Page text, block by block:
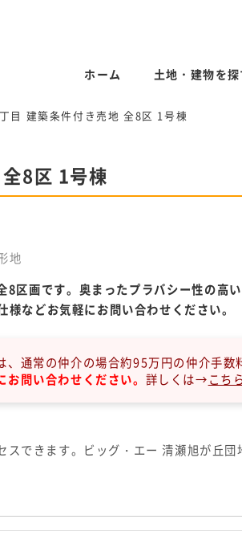
ホーム 土地・建物を探
目 建築条件付き売地 全8区 1号棟
8区 1号棟
地
区画です。奥まったプラバシー性の
などお気軽にお問い合わせください。
、通常の仲介の場合約95万円の仲介手数
お問い合わせください。 詳しくは→こち
できます。ビッグ・エー 清瀬旭が丘団